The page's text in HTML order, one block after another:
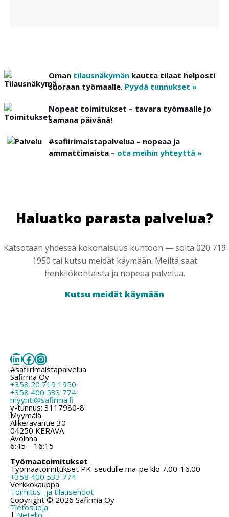
Oman tilausnäkymän kautta tilaat helposti
suoraan työmaalle. Pyydä tunnukset »
Nopeat toimitukset – tavara työmaalle jo
samana päivänä!
#safiirimaistapalvelua – nopeaa ja
ammattimaista – ota meihin yhteyttä »
Haluatko parasta palvelua?
Katsotaan yhdessä kokonaisuus kuntoon — soita 020 719
1950 tai kutsu meidät käymään. Meiltä saat
henkilökohtaista ja nopeaa palvelua.
Kutsu meidät käymään
LinkedIn
Facebook
Instagram
#safiirimaistapalvelua
Safirma Oy
+358 20 719 1950
+358 400 533 774
myynti@safirma.fi
y-tunnus: 3117980-8
Myymälä
Alikeravantie 30
04250 KERAVA
Avoinna
6:45 – 16:15
Työmaatoimitukset
Työmaatoimitukset PK-seudulle ma-pe klo 7.00-16.00
+358 400 533 774
Verkkokauppa
Toimitus- ja tilausehdot
Copyright © 2026 Safirma Oy
Tietosuoja